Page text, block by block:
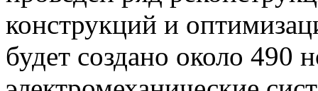
конструкций и
будет создано около 490